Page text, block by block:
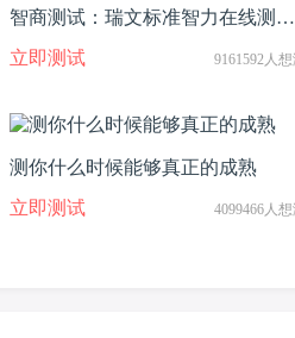
智商测试：瑞文标准智力在线测试
题
立即测试 9161592人想
测你什么时候能够真正的成熟
立即测试
4099466人想